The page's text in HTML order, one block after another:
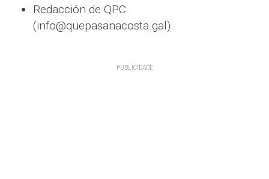
Redacción de QPC
(info@quepasanacosta.gal).